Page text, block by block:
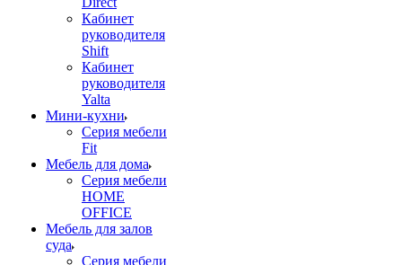
Кабинет
руководителя
Shift
Кабинет
руководителя
Yalta
Мини-кухни
Серия мебели
Fit
Мебель для дома
Серия мебели
HOME
OFFICE
Мебель для залов
суда
Серия мебели